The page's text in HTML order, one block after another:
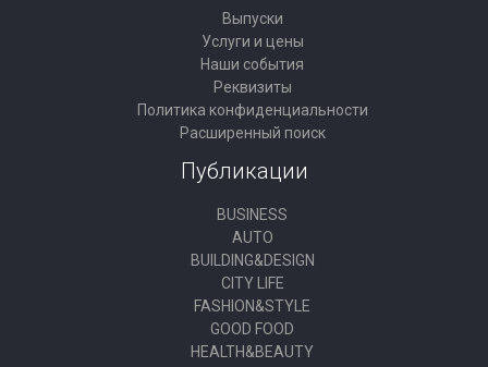
Выпуски
Услуги и цены
Наши события
Реквизиты
Политика конфиденциальности
Расширенный поиск
Публикации
BUSINESS
AUTO
BUILDING&DESIGN
CITY LIFE
FASHION&STYLE
GOOD FOOD
HEALTH&BEAUTY